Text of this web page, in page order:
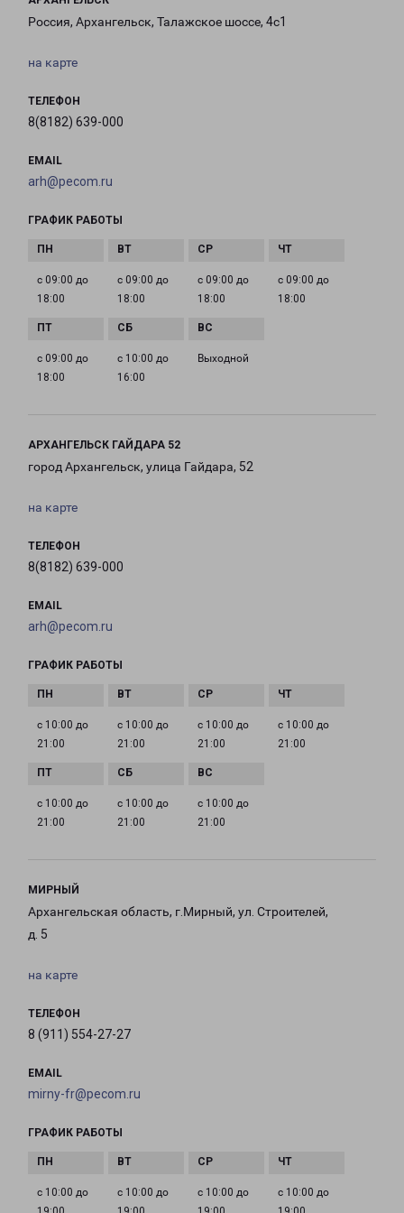
Россия, Архангельск, Талажское шоссе, 4с1
на карте
ТЕЛЕФОН
8(8182) 639-000
EMAIL
arh@pecom.ru
ГРАФИК РАБОТЫ
с 09:00 до
18:00
с 09:00 до
18:00
с 09:00 до
18:00
с 09:00 до
18:00
с 09:00 до
18:00
с 10:00 до
16:00
Выходной
АРХАНГЕЛЬСК ГАЙДАРА 52
город Архангельск, улица Гайдара, 52
на карте
ТЕЛЕФОН
8(8182) 639-000
EMAIL
arh@pecom.ru
ГРАФИК РАБОТЫ
с 10:00 до
21:00
с 10:00 до
21:00
с 10:00 до
21:00
с 10:00 до
21:00
с 10:00 до
21:00
с 10:00 до
21:00
с 10:00 до
21:00
МИРНЫЙ
Архангельская область, г.Мирный, ул. Строителей,
д. 5
на карте
ТЕЛЕФОН
8 (911) 554-27-27
EMAIL
mirny-fr@pecom.ru
ГРАФИК РАБОТЫ
с 10:00 до
с 10:00 до
с 10:00 до
с 10:00 до